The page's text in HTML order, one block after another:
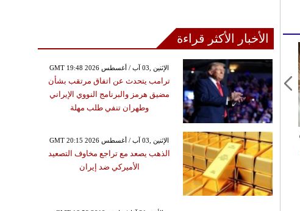
الأخبار الأكثر قراءة
GMT 19:48 2026 الإثنين ,03 آب / أغسطس
ترامب يتحدث عن اتفاق مرتقب بشأن
مضيق هرمز والبرنامج النووي الإيراني
وطهران تنفي طلب مهلة
GMT 20:15 2026 الإثنين ,03 آب / أغسطس
الذهب يصعد مع تراجع مخاوف التصعيد
الأميركي ضد إيران